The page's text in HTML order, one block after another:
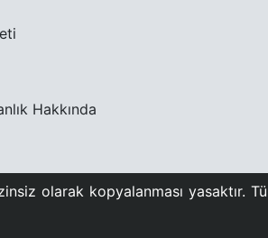
Hakkında
olarak kopyalanması yasaktır.